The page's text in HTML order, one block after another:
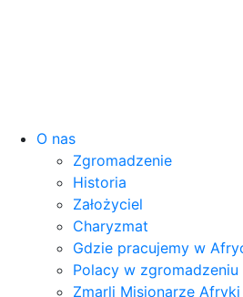
O nas
Zgromadzenie
Historia
Założyciel
Charyzmat
Gdzie pracujemy w
Polacy w zgromadzeniu
Zmarli Misjonarze Afryki